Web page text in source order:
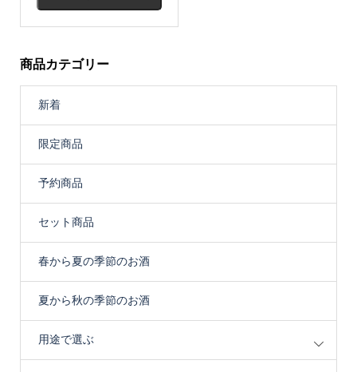
商品カテゴリー
新着
限定商品
予約商品
セット商品
春から夏の季節のお酒
夏から秋の季節のお酒
用途で選ぶ